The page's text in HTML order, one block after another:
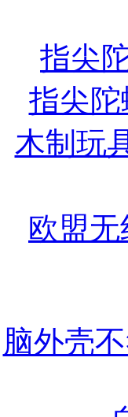
指尖
指尖
木制玩
欧盟无
脑外壳